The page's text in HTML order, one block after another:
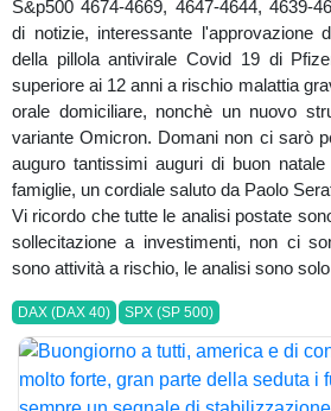
S&p500 4674-4669, 4647-4644, 4639-
di notizie, interessante l'approvazione
della pillola antivirale Covid 19 di
superiore ai 12 anni a rischio malattia
orale domiciliare, nonchè un nuovo
variante Omicron. Domani non ci sarò per le consuete analisi, vi
auguro tantissimi auguri di buon
famiglie, un cordiale saluto da Paolo
Vi ricordo che tutte le analisi postate
sollecitazione a investimenti, non ci
sono attività a rischio, le analisi sono
DAX (DAX 40) SPX (SP 500)